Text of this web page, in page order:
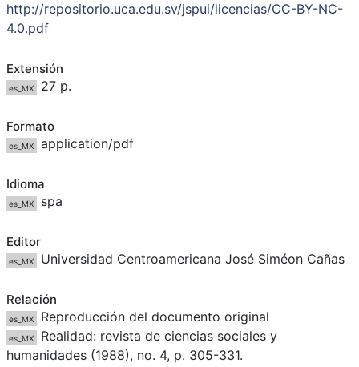
http://repositorio.uca.edu.sv/jspui/licencias/CC-BY-NC-
4.0.pdf
Extensión
es_MX 27 p.
Formato
es_MX application/pdf
Idioma
es_MX spa
Editor
es_MX Universidad Centroamericana José Siméon Cañas
Relación
es_MX Reproducción del documento original
es_MX
Realidad: revista de ciencias sociales y
humanidades (1988), no. 4, p. 305-331.